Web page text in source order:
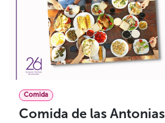
Comida
Comida de las Antonias